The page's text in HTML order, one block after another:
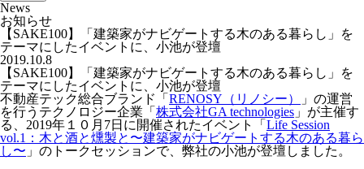
News
お知らせ
【SAKE100】「建築家がナビゲートする木のある暮らし」を
テーマにしたイベントに、小池が登壇
2019.10.8
【SAKE100】「建築家がナビゲートする木のある暮らし」を
テーマにしたイベントに、小池が登壇
不動産テック総合ブランド「 RENOSY（リノシー）
」の運営
を行うテクノロジー企業「 株式会社GA technologies 」が主催す
る、2019年１０月7日に開催されたイベント「 Life Session
vol.1：木と酒と燻製と〜建築家がナビゲートする木のある暮ら
し〜 」のトークセッションで、弊社の小池が登壇しました。